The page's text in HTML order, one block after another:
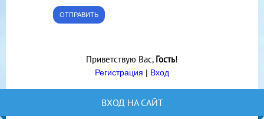
ОТПРАВИТЬ
Приветствую Вас, Гость!
Регистрация | Вход
ВХОД НА САЙТ